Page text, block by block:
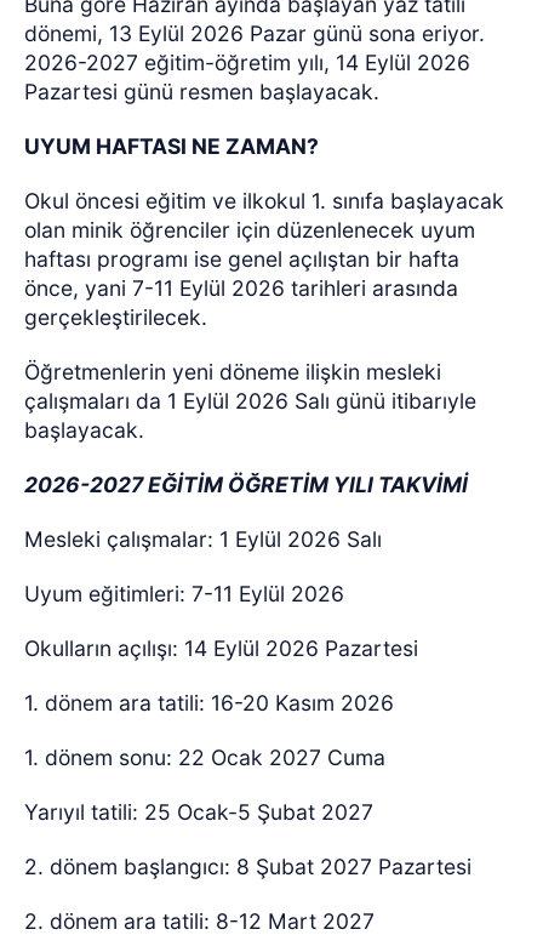
dönemi, 13 Eylül 2026 Pazar günü sona eriyor.
2026-2027 eğitim-öğretim yılı, 14 Eylül 2026
Pazartesi günü resmen başlayacak.
UYUM HAFTASI NE ZAMAN?
Okul öncesi eğitim ve ilkokul 1. sınıfa başlayacak
olan minik öğrenciler için düzenlenecek uyum
haftası programı ise genel açılıştan bir hafta
önce, yani 7-11 Eylül 2026 tarihleri arasında
gerçekleştirilecek.
Öğretmenlerin yeni döneme ilişkin mesleki
çalışmaları da 1 Eylül 2026 Salı günü itibarıyle
başlayacak.
2026-2027 EĞİTİM ÖĞRETİM YILI TAKVİMİ
Mesleki çalışmalar: 1 Eylül 2026 Salı
Uyum eğitimleri: 7-11 Eylül 2026
Okulların açılışı: 14 Eylül 2026 Pazartesi
1. dönem ara tatili: 16-20 Kasım 2026
1. dönem sonu: 22 Ocak 2027 Cuma
Yarıyıl tatili: 25 Ocak-5 Şubat 2027
2. dönem başlangıcı: 8 Şubat 2027 Pazartesi
2. dönem ara tatili: 8-12 Mart 2027